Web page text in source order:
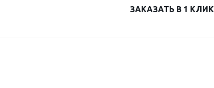
ЗАКАЗАТЬ В 1 КЛИК